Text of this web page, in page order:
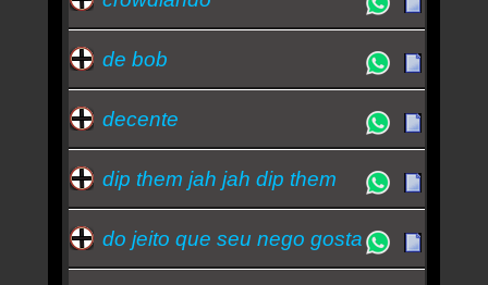
de bob
decente
dip them jah jah dip them
do jeito que seu nego gosta